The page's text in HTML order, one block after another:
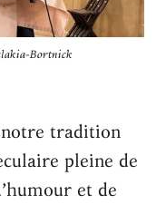
Bortnick
notre tradition
pleine de
et de